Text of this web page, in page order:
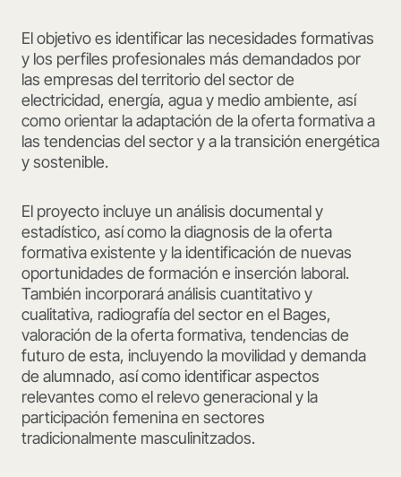
El objetivo es identificar las necesidades formativas
y los perfiles profesionales más demandados por
las empresas del territorio del sector de
electricidad, energía, agua y medio ambiente, así
como orientar la adaptación de la oferta formativa a
las tendencias del sector y a la transición energética
y sostenible.
El proyecto incluye un análisis documental y
estadístico, así como la diagnosis de la oferta
formativa existente y la identificación de nuevas
oportunidades de formación e inserción laboral.
También incorporará análisis cuantitativo y
cualitativa, radiografía del sector en el Bages,
valoración de la oferta formativa, tendencias de
futuro de esta, incluyendo la movilidad y demanda
de alumnado, así como identificar aspectos
relevantes como el relevo generacional y la
participación femenina en sectores
tradicionalmente masculinitzados.